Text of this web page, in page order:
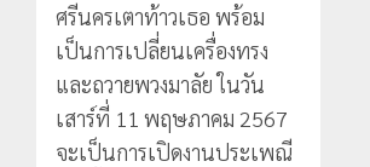
ศรีนครเตาท้าวเธอ พร้อม
เป็นการเปลี่ยนเครื่องทรง
และถวายพวงมาลัย ในวัน
เสาร์ที่ 11 พฤษภาคม 2567
จะเป็นการเปิดงานประเพณี